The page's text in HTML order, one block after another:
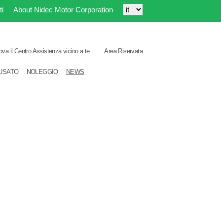
About Nidec Motor Corporation
il Centro Assistenza vicino a te Area Riservata
NOLEGGIO NEWS